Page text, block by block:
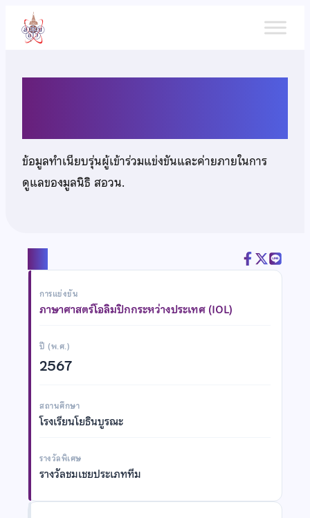
เนื้อหา
ข้อมูลทำเนียบรุ่นผู้เข้าร่วมแข่งขันและค่ายภายในการ
ดูแลของมูลนิธิ สอวน.
การแข่งขัน
ภาษาศาสตร์โอลิมปิกกระหว่างประเทศ (IOL)
ปี (พ.ศ.)
2567
สถานศึกษา
โรงเรียนโยธินบูรณะ
รางวัลพิเศษ
รางวัลชมเชยประเภททีม